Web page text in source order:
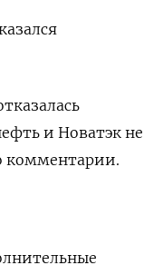
и Новатэк не
комментарии.